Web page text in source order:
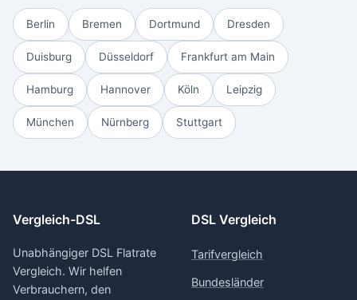
Berlin Bremen Dortmund Dresden
Duisburg Düsseldorf Frankfurt am Main
Hamburg Hannover Köln Leipzig
München Nürnberg Stuttgart
Vergleich-DSL
Unabhängiger DSL Flatrate
Vergleich. Wir helfen
Verbrauchern, den
DSL Vergleich
Tarifvergleich
Bundesländer